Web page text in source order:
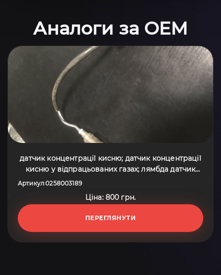
Аналоги за OEM
датчик концентрації кисню; датчик концентрації
кисню у відпрацьованих газах; лямбда датчик
кисню; лямбда зонд, датчик кисню; лямбда-
(1994-2003) 0258003189
Артикул:0258003189
Ціна: 800 грн.
ПЕРЕГЛЯНУТИ